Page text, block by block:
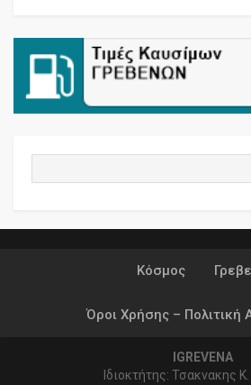
Κόσμος
Όροι Χρήσης – Πολιτική
IGREVENA
Ιδιοκτήτης: Τσακνακης